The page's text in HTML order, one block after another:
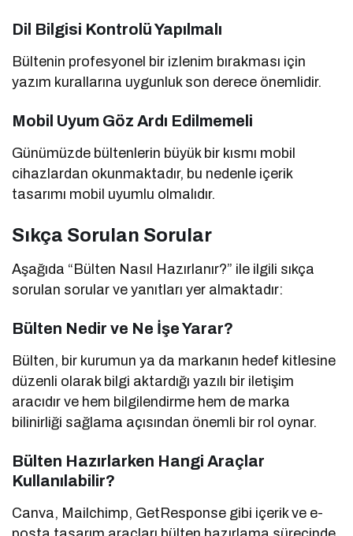
Dil Bilgisi Kontrolü Yapılmalı
Bültenin profesyonel bir izlenim bırakması için
yazım kurallarına uygunluk son derece önemlidir.
Mobil Uyum Göz Ardı Edilmemeli
Günümüzde bültenlerin büyük bir kısmı mobil
cihazlardan okunmaktadır, bu nedenle içerik
tasarımı mobil uyumlu olmalıdır.
Sıkça Sorulan Sorular
Aşağıda “Bülten Nasıl Hazırlanır?” ile ilgili sıkça
sorulan sorular ve yanıtları yer almaktadır:
Bülten Nedir ve Ne İşe Yarar?
Bülten, bir kurumun ya da markanın hedef kitlesine
düzenli olarak bilgi aktardığı yazılı bir iletişim
aracıdır ve hem bilgilendirme hem de marka
bilinirliği sağlama açısından önemli bir rol oynar.
Bülten Hazırlarken Hangi Araçlar
Kullanılabilir?
Canva, Mailchimp, GetResponse gibi içerik ve e-